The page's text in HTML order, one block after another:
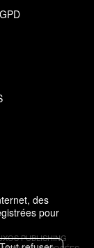
des
pour
PUBLISHING